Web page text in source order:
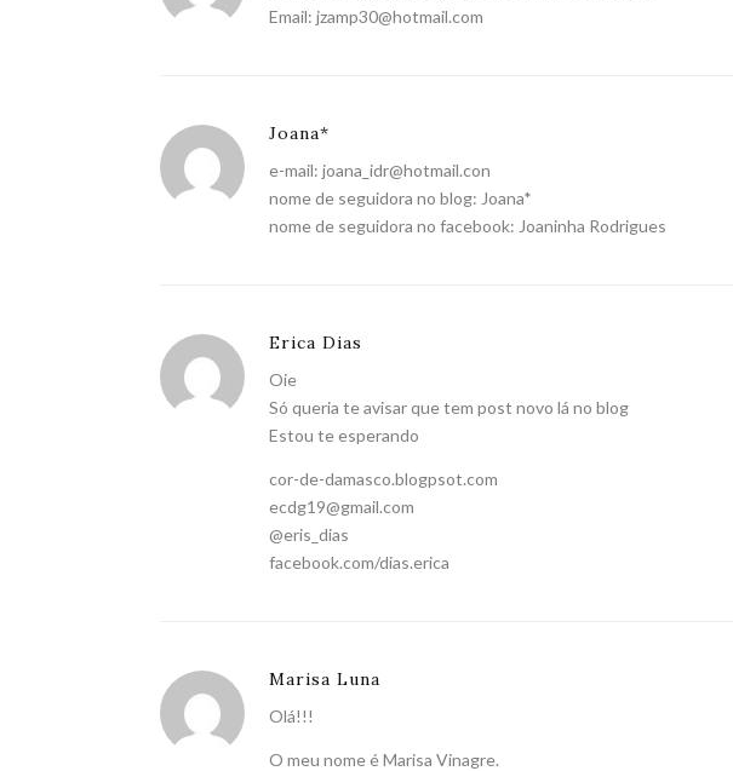
Email: jzamp30@hotmail.com
Joana*
e-mail: joana_idr@hotmail.con
nome de seguidora no blog: Joana*
nome de seguidora no facebook: Joaninha Rodrigues
Erica Dias
Oie
Só queria te avisar que tem post novo lá no blog
Estou te esperando
cor-de-damasco.blogpsot.com
ecdg19@gmail.com
@eris_dias
facebook.com/dias.erica
Marisa Luna
Olá!!!
O meu nome é Marisa Vinagre.